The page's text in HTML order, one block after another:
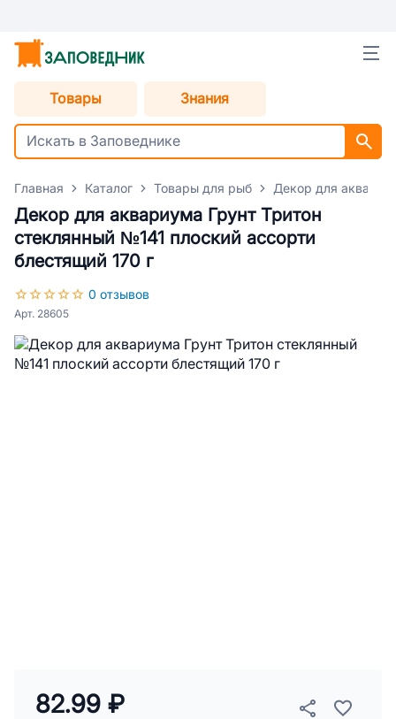
Товары Знания
Главная Каталог Товары для рыб Декор для
Декор для аквариума Грунт Тритон
стеклянный №141 плоский ассорти
блестящий 170 г
0 отзывов
Арт. 28605
82.99 ₽